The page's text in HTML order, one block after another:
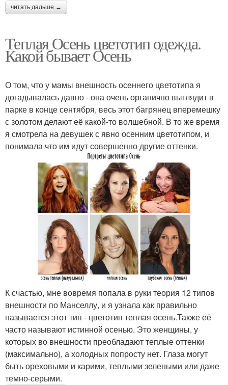
читать дальше →
Теплая Осень цветотип одежда.
Какой бывает Осень
О том, что у мамы внешность осеннего цветотипа я
догадывалась давно - она очень органично выглядит в
парке в конце сентября, весь этот багрянец вперемешку
с золотом делают её какой-то волшебной. В то же время
я смотрела на девушек с явно осенним цветотипом, и
понимала что им идут совершенно другие оттенки.
К счастью, мне вовремя попала в руки теория 12 типов
внешности по Манселлу, и я узнала как правильно
называется этот тип - цветотип теплая осень.Также её
часто называют истинной осенью. Это женщины, у
которых во внешности преобладают теплые оттенки
(максимально), а холодных попросту нет. Глаза могут
быть ореховыми и карими, теплыми зелеными или даже
темно-серыми.